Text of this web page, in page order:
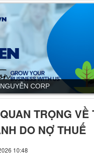
CORP
TRỌNG VỀ
DO NỢ THUẾ
10:48